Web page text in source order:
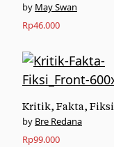
May Swan
Rp46.000
Kritik, Fakta, Fiksi
Bre Redana
Rp99.000